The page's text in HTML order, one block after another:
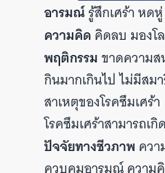
อารมณ์รู้สึกเศร้า หด
ความคิด คิดลบ มองโ
พฤติกรรมขาดความส
กินมากเกินไป ไม่มีสม
สาเหตุของโรคซึมเศร้า
โรคซึมเศร้าสามารถ
ปัจจัยทางชีวภาพ คว